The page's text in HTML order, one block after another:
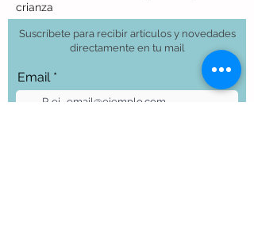
crianza
Suscríbete para recibir artículos y novedades
directamente en tu mail
Email